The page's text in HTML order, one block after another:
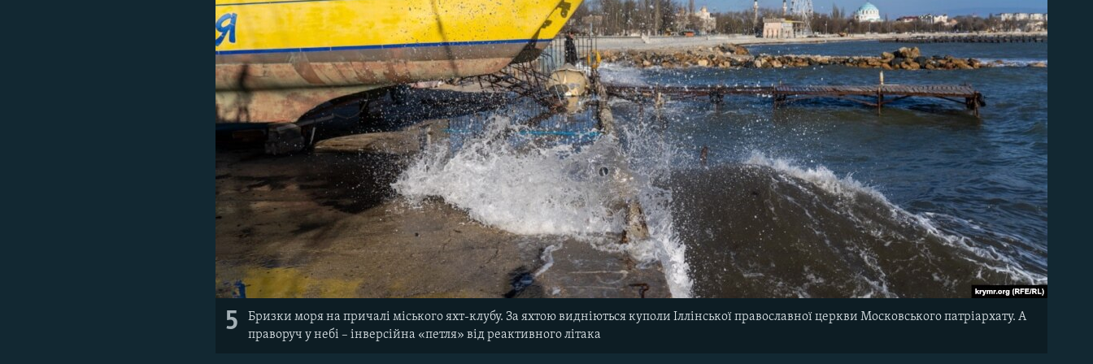
5
Бризки моря на причалі міського яхт-клубу. За яхтою видніються куполи Іллінської православної церкви Московського патріархату. А
праворуч у небі – інверсійна «петля» від реактивного літака